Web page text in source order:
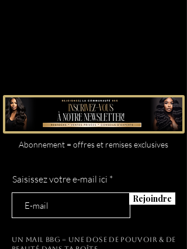
Abonnement = offres et remises exclusives
Saisissez votre e-mail ici
Rejoindre
Un mail BBG = une dose de pouvoir & de